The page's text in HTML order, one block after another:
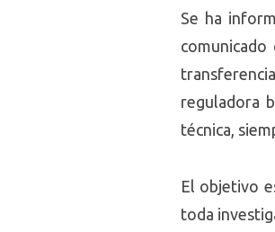
Se ha
reguladora
técnica,
El objetivo
toda